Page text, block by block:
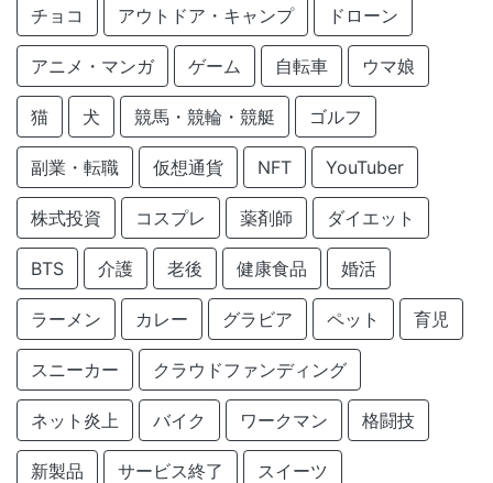
チョコ アウトドア・キャンプ ドローン
アニメ・マンガ ゲーム 自転車 ウマ娘
猫 犬 競馬・競輪・競艇 ゴルフ
副業・転職 仮想通貨 NFT YouTuber
株式投資 コスプレ 薬剤師 ダイエット
BTS 介護 老後 健康食品 婚活
ラーメン カレー グラビア ペット 育児
スニーカー クラウドファンディング
ネット炎上 バイク ワークマン 格闘技
新製品 サービス終了 スイーツ